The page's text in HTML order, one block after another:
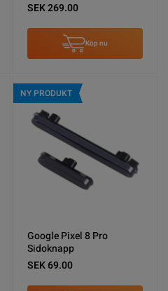
SEK 269.00
Köp nu
NY PRODUKT
Google Pixel 8 Pro
Sidoknapp
SEK 69.00